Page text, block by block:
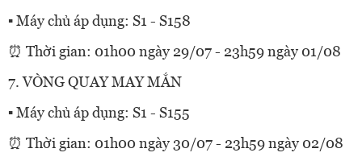
▪ Máy chủ áp dụng: S1 - S158
⏰ Thời gian: 01h00 ngày 29/07 - 23h59 ngày 01/08
7. VÒNG QUAY MAY MẮN
▪ Máy chủ áp dụng: S1 - S155
⏰ Thời gian: 01h00 ngày 30/07 - 23h59 ngày 02/08